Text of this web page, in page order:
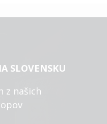
SLOVENSKU
z našich